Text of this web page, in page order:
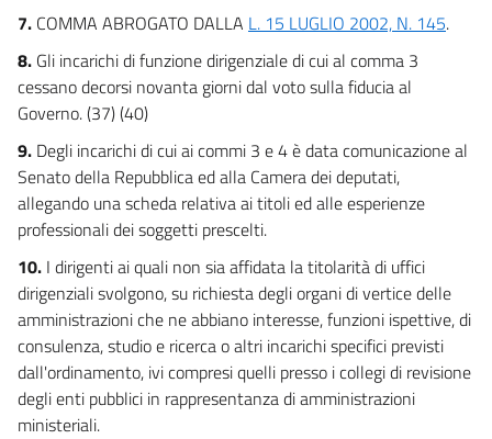
7. COMMA ABROGATO DALLA L. 15 LUGLIO 2002, N. 145.
8. Gli incarichi di funzione dirigenziale di cui al comma 3
cessano decorsi novanta giorni dal voto sulla fiducia al
Governo. (37) (40)
9. Degli incarichi di cui ai commi 3 e 4 è data comunicazione al
Senato della Repubblica ed alla Camera dei deputati,
allegando una scheda relativa ai titoli ed alle esperienze
professionali dei soggetti prescelti.
10. I dirigenti ai quali non sia affidata la titolarità di uffici
dirigenziali svolgono, su richiesta degli organi di vertice delle
amministrazioni che ne abbiano interesse, funzioni ispettive, di
consulenza, studio e ricerca o altri incarichi specifici previsti
dall'ordinamento, ivi compresi quelli presso i collegi di revisione
degli enti pubblici in rappresentanza di amministrazioni
ministeriali.